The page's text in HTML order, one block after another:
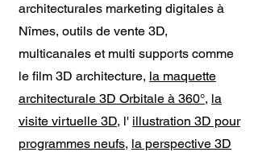
architecturales marketing digitales à
Nîmes, outils de vente 3D,
multicanales et multi supports comme
le film 3D architecture, la maquette
architecturale 3D Orbitale à 360°, la
visite virtuelle 3D, l' illustration 3D pour
programmes neufs, la perspective 3D